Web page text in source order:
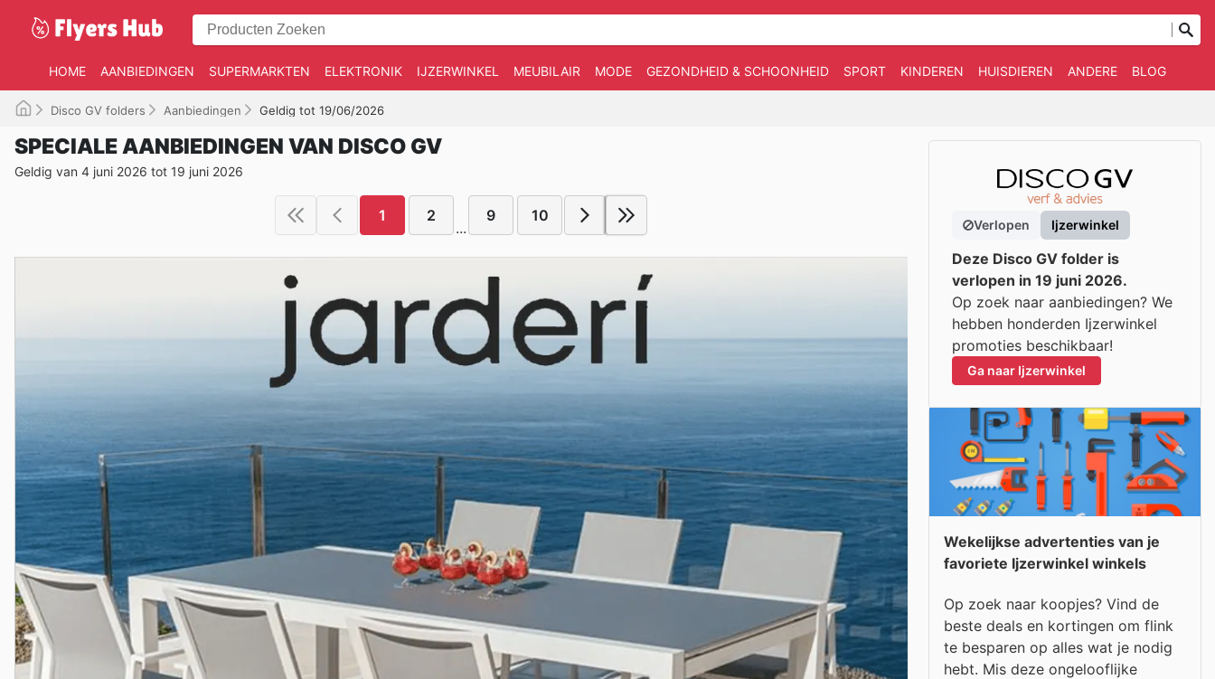
HOME AANBIEDINGEN SUPERMARKTEN ELEKTRONIK IJZERWINKEL MEUBILAIR MODE GEZONDHEID & SCHOONHEID SPORT KINDEREN HUISDIEREN ANDERE BLOG
Disco GV folders Aanbiedingen Geldig tot 19/06/2026
SPECIALE AANBIEDINGEN VAN DISCO GV
Geldig van 4 juni 2026 tot 19 juni 2026
1 2
...
9 10
Verlopen Ijzerwinkel
Deze Disco GV folder is
verlopen in 19 juni 2026.
Op zoek naar aanbiedingen? We
hebben honderden Ijzerwinkel
promoties beschikbaar!
Ga naar Ijzerwinkel
Wekelijkse advertenties van je
favoriete Ijzerwinkel winkels
Op zoek naar koopjes? Vind de
beste deals en kortingen om flink
te besparen op alles wat je nodig
hebt. Mis deze ongelooflijke